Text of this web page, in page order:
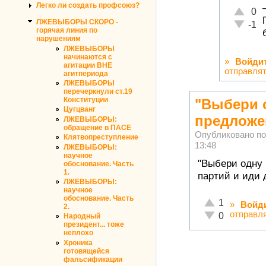
Легко ли создать профсоюз?
ЛЖЕВЫБОРЫ СКОРО -
горячая линия по
нарушениям
ЛЖЕВЫБОРЫ
начинаются с
агитации ВНЕ
агитпериода
ЛЖЕВЫБОРЫ
перечеркнули ст.19
Конституции
Цугцванг
ЛЖЕВЫБОРЫ:
обращение в ПАСЕ
Клятвопреступление
ЛЖЕВЫБОРЫ:
научное
обоснование. Часть
1.
ЛЖЕВЫБОРЫ:
научное
обоснование. Часть
2.
Народный
президент... тоже
неплохо
Хроника
готовящейся
фальсификации
0
-1
»
"Выбери
Опубликовано
13:48
"Выбери одну
партий и иди
Отлично!
1
Неадекватно!
0
»